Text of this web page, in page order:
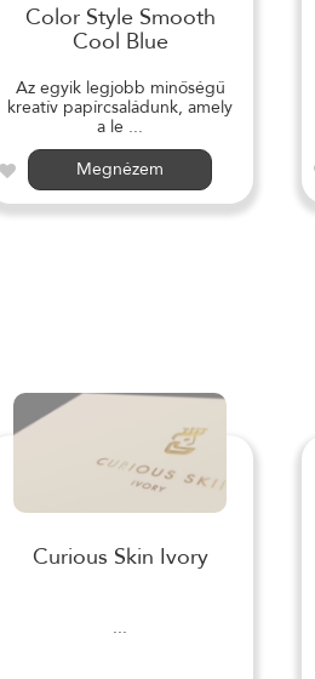
Color Style Smooth
Cool Blue
Az egyik legjobb minőségű
kreatív papírcsaládunk, amely
a le ...
Megnézem
Curious Skin Ivory
...